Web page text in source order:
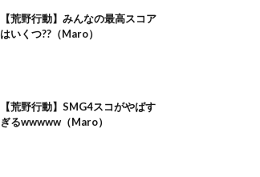
【荒野行動】みんなの最高スコア
はいくつ??（Maro）
【荒野行動】SMG4スコがやばす
ぎるwwwww（Maro）